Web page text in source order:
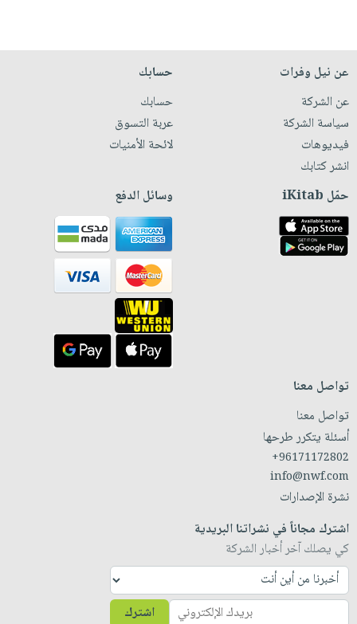
عن نيل وفرات
عن الشركة
سياسة الشركة
فيديوهات
انشر كتابك
حسابك
حسابك
عربة التسوق
لائحة الأمنيات
حمّل iKitab وسائل الدفع
تواصل معنا
تواصل معنا
أسئلة يتكرر طرحها
+96171172802
info@nwf.com
نشرة الإصدارات
اشترك مجاناً في نشراتنا البريدية
كي يصلك آخر أخبار الشركة
اشترك